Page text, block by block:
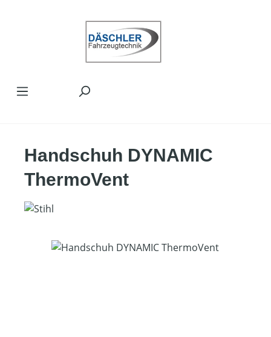
Handschuh DYNAMIC
ThermoVent
Bildergalerie überspringen